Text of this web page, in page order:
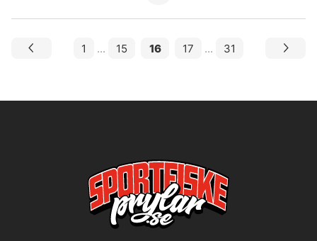
1 ... 15 16 17 ... 31